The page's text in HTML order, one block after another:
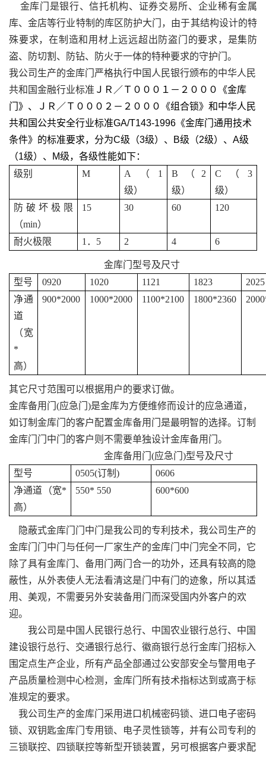
金库门 是银行、信托机构、证券交易所、企业稀有金属
库、金店等行业特制的库区防护大门，由于其结构设计的特
殊要求，在制造和用材上远远超出防盗门的要求，是集防
盗、防切割、防钻、防火于一体的特种要求的守护门。
我公司生产的金库门严格执行中国人民银行颁布的中华人民
共和国金融行业标准 ＪＲ／Ｔ０００１－２０００《金库
门》、ＪＲ／Ｔ０００２－２０００《组合锁》和中华人民
共和国公共安全行业标准GA/T143-1996 《金库门通用技术
条件》的标准要求，分为C级（3级）、 B级（2级）、 A级
（1级）、 M级，各级性能如下：
级别
M A （ 1
级）
B （ 2
级）
C （ 3
级）
防破坏极限
（min）
15 30 60 120
耐火极限 1． 5 2 4 6
金库门型号及尺寸
型号
0920 1020 1121 1823
2025
净通
道
（宽
*
高）
900*2000 1000*2000 1100*2100 1800*2360
其它尺寸范围可以根据用户的要求订做。
金库备用门 (应急门 )是金库为方便维修而设计的应急通道，
如订制金库门的客户配置金库备用门是最明智的选择。订制
金库门门中门的客户则不需要单独设计金库备用门。
金库备用门 (应急门 )型号及尺寸
型号
0505(订制)
0606
净通道（宽*
高）
550* 550 600*600
隐蔽式金库门门中门 是我公司的专利技术，我公司生产的
金库门门中门与任何一厂家生产的金库门中门完全不同，它
除了具有金库门、备用门两门合一的功外，还具有较高的隐
蔽性，从外表使人无法看清这是门中有门的迹象，所以其适
用、美观，不需要另外安装备用门而深受国内外客户的欢
迎。
我公司是中国人民银行总行、中国农业银行总行、中国
建设银行总行、交通银行总行、徽商银行总行金库门招标入
围定点生产企业，所有产品全部通过公安部安全与警用电子
产品质量检测中心检测，金库门所有技术指标达到或高于标
准规定的要求。
我公司生产的金库门采用进口机械密码锁、进口电子密码
锁、双钥匙金库门专用锁、电子灵性锁等，并有公司专利的
三锁联控、四锁联控等新型开锁装置，另可根据客户要求配